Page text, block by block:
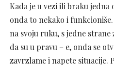
Kada je u vezi ili braku jedna
onda to nekako i
na svoju ruku, s jedne
da su u pravu – e, onda se
zavrzlame i napete situacije.